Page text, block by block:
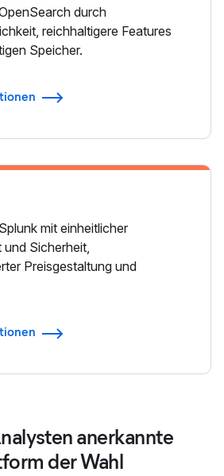
durch
reichhaltigere Features
Speicher.
mit einheitlicher
Sicherheit,
Preisgestaltung und
anerkannte
der Wahl